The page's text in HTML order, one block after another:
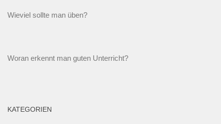
Wieviel sollte man üben?
Woran erkennt man guten Unterricht?
KATEGORIEN